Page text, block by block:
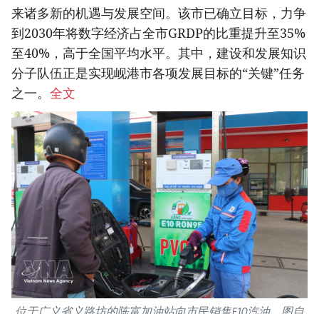
来诸多新的机遇与发展空间。该市已确立目标，力争
到2030年将数字经济占全市GRDP的比重提升至35%
至40%，高于全国平均水平。其中，建设和发展知识
分子队伍正是实现岘港市各项发展目标的“关键”任务
之一。 全文